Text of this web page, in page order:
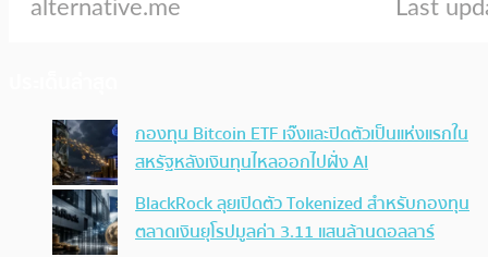
กองทุน Bitcoin ETF เจ๊งและปิดตัวเป็นแห่งแรกใน
สหรัฐหลังเงินทุนไหลออกไปฝั่ง AI
BlackRock ลุยเปิดตัว Tokenized สำหรับกองทุน
ตลาดเงินยุโรปมูลค่า 3.11 แสนล้านดอลลาร์